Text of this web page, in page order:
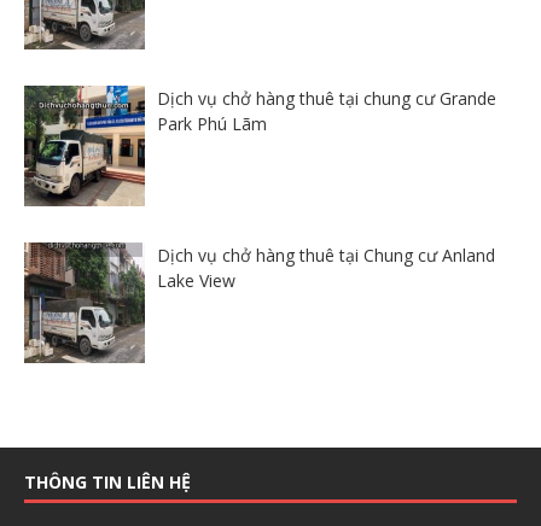
Dịch vụ chở hàng thuê tại chung cư Grande
Park Phú Lãm
Dịch vụ chở hàng thuê tại Chung cư Anland
Lake View
THÔNG TIN LIÊN HỆ